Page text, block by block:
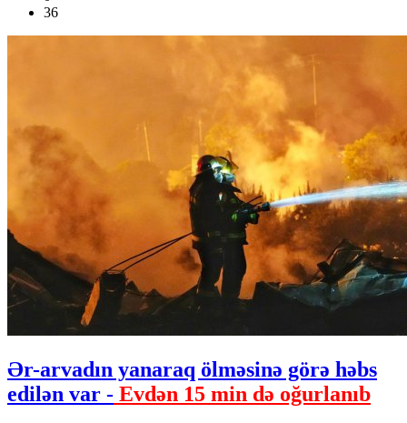
36
Ər-arvadın yanaraq ölməsinə görə həbs
edilən var - Evdən 15 min də oğurlanıb